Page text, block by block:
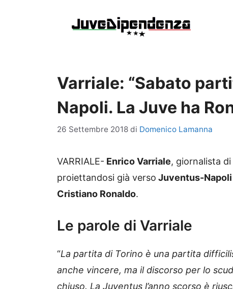
Varriale: “Sabato
Napoli. La Juve ha
26 Settembre 2018 di Domenico Lamanna
VARRIALE- Enrico Varriale, giornalista di
proiettandosi già verso Juventus-Napoli
Cristiano Ronaldo.
Le parole di Varriale
“La partita di Torino è una partita
anche vincere, ma il discorso per lo
chiuso. La Juventus l’anno scorso è